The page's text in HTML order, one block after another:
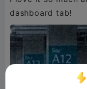
dashboard tab!